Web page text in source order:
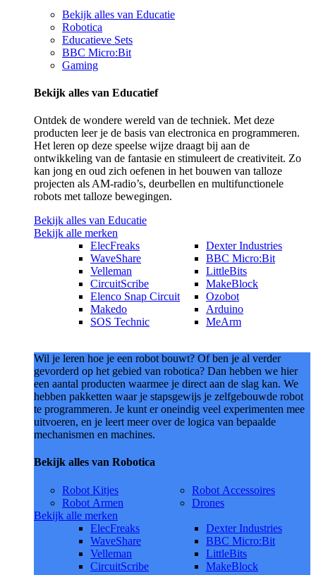
Bekijk alles van Educatie
Robotica
Educatieve Sets
BBC Micro:Bit
Gaming
Bekijk alles van Educatief
Ontdek de wondere wereld van de techniek. Met deze
producten leer je de basis van electronica en programmeren.
Het leren op deze speelse wijze draagt bij aan de
ontwikkeling van de fantasie en stimuleert de creativiteit. Zo
kan jong en oud zich oefenen in het bouwen van talloze
projecten als AM-radio’s, deurbellen en multifunctionele
robots met talloze bewegingen.
Bekijk alles van Educatie
Bekijk alle merken
ElecFreaks
WaveShare
Velleman
CircuitScribe
Elenco Snap Circuit
Makedo
SOS Technic
Dexter Industries
BBC Micro:Bit
LittleBits
MakeBlock
Ozobot
Arduino
MeArm
Wil je leren hoe je een robot bouwt? Of ben je al verder
gevorderd op het gebied van robotica? Dan hebben we hier
een aantal producten waarmee je direct aan de slag kan. We
hebben pakketten waar je stapsgewijs je zelfgebouwde robot
te programmeren. Je kunt er oneindig veel experimenten mee
uitvoeren, en je leert meer over de logica van bepaalde
mechanismen en machines.
Bekijk alles van Robotica
Robot Kitjes
Robot Armen
Robot Accessoires
Drones
Bekijk alle merken
ElecFreaks
WaveShare
Velleman
CircuitScribe
Dexter Industries
BBC Micro:Bit
LittleBits
MakeBlock